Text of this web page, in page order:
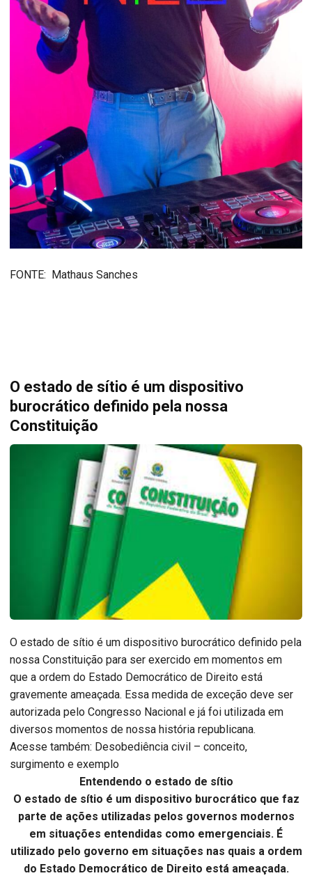
FONTE: Mathaus Sanches
O estado de sítio é um dispositivo
burocrático definido pela nossa
Constituição
O estado de sítio é um dispositivo burocrático definido pela
nossa Constituição para ser exercido em momentos em
que a ordem do Estado Democrático de Direito está
gravemente ameaçada. Essa medida de exceção deve ser
autorizada pelo Congresso Nacional e já foi utilizada em
diversos momentos de nossa história republicana.
Acesse também: Desobediência civil – conceito,
surgimento e exemplo
Entendendo o estado de sítio
O estado de sítio é um dispositivo burocrático que faz
parte de ações utilizadas pelos governos modernos
em situações entendidas como emergenciais. É
utilizado pelo governo em situações nas quais a ordem
do Estado Democrático de Direito está ameaçada.